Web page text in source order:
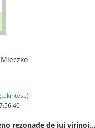
)
rezonade de iuj virinoj...